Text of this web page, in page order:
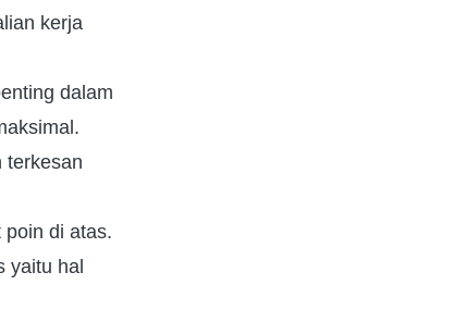
kerja
dalam
terkesan
poin di atas.
yaitu hal